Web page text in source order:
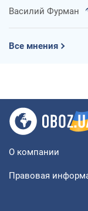
Василий Фурман
Все мнения
О компании
Правовая